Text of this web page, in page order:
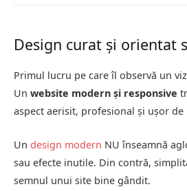
Design curat și orientat
Primul lucru pe care îl observă un
Un website modern și responsive
aspect aerisit, profesional și ușor de
Un design modern NU înseamnă
sau efecte inutile. Din contră,
semnul unui site bine gândit.